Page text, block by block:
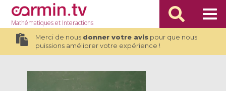
Mathématiqueset Interactions
Merci de nous donner votre avispour que nous
puissions améliorer votre expérience !